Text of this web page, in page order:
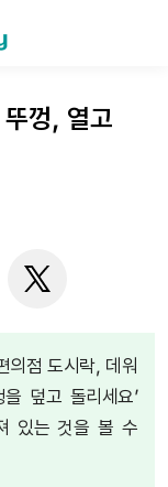
껑, 열고
의점 도시락, 데워
덮고 돌리세요’
있는 것을 볼 수